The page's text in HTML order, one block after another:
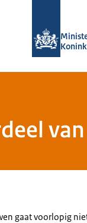
gaat voorlopig